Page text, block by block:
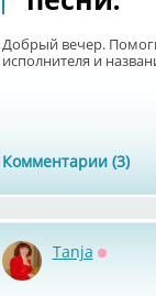
Добрый вечер.
исполнителя и
Комментарии (3)
Tanja